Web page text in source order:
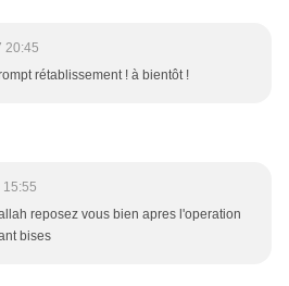
20:45
rétablissement ! à bientôt !
reposez vous bien apres l'operation
bises